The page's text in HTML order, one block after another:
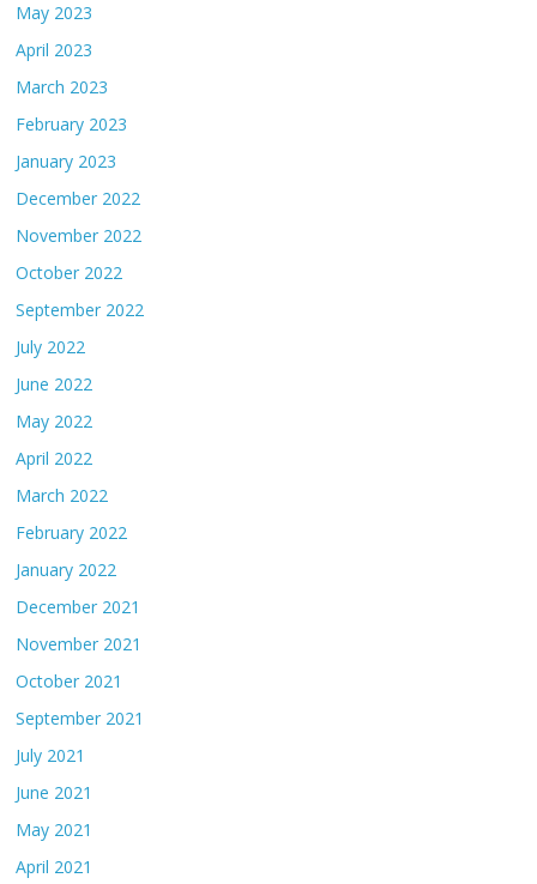
May 2023
April 2023
March 2023
February 2023
January 2023
December 2022
November 2022
October 2022
September 2022
July 2022
June 2022
May 2022
April 2022
March 2022
February 2022
January 2022
December 2021
November 2021
October 2021
September 2021
July 2021
June 2021
May 2021
April 2021